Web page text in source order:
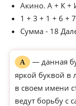
Акино. А + К +
1 + 3 + 1 + 6 + 7
Сумма - 18
А
— данная
яркой буквой в
в своем имени
ведут борьбу с